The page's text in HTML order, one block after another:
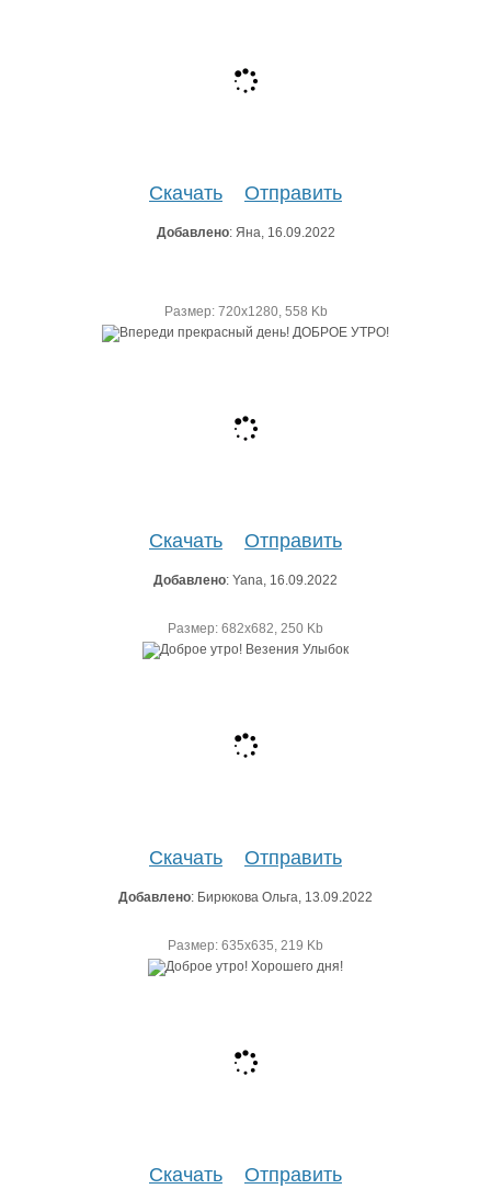
Скачать Отправить
Добавлено: Яна, 16.09.2022
Размер: 720х1280, 558 Kb
Скачать Отправить
Добавлено: Yana, 16.09.2022
Размер: 682х682, 250 Kb
Скачать Отправить
Добавлено: Бирюкова Ольга, 13.09.2022
Размер: 635х635, 219 Kb
Скачать Отправить